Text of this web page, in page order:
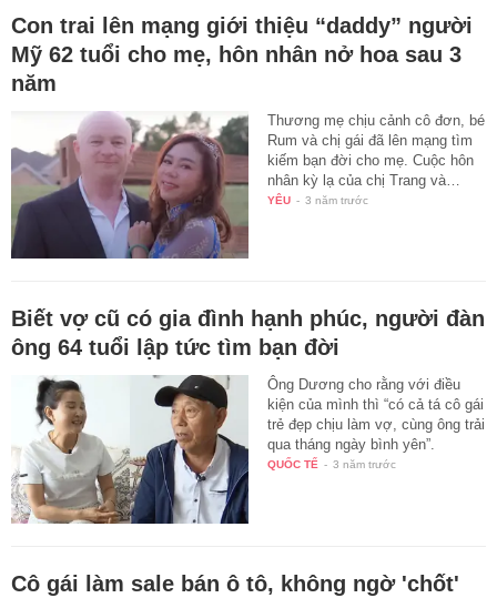
Con trai lên mạng giới thiệu “daddy” người
Mỹ 62 tuổi cho mẹ, hôn nhân nở hoa sau 3
năm
Thương mẹ chịu cảnh cô đơn, bé
Rum và chị gái đã lên mạng tìm
kiếm bạn đời cho mẹ. Cuộc hôn
nhân kỳ lạ của chị Trang và…
YÊU - 3 năm trước
Biết vợ cũ có gia đình hạnh phúc, người đàn
ông 64 tuổi lập tức tìm bạn đời
Ông Dương cho rằng với điều
kiện của mình thì “có cả tá cô gái
trẻ đẹp chịu làm vợ, cùng ông trải
qua tháng ngày bình yên”.
QUỐC TẾ - 3 năm trước
Cô gái làm sale bán ô tô, không ngờ 'chốt'